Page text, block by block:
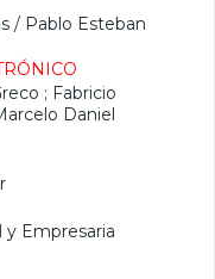
/ Pablo Esteban
; Fabricio
Daniel
y Empresaria